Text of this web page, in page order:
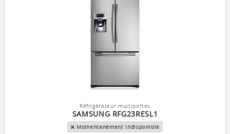
Réfrigérateur multiportes
SAMSUNG RFG23RESL1
Momentanément indisponible